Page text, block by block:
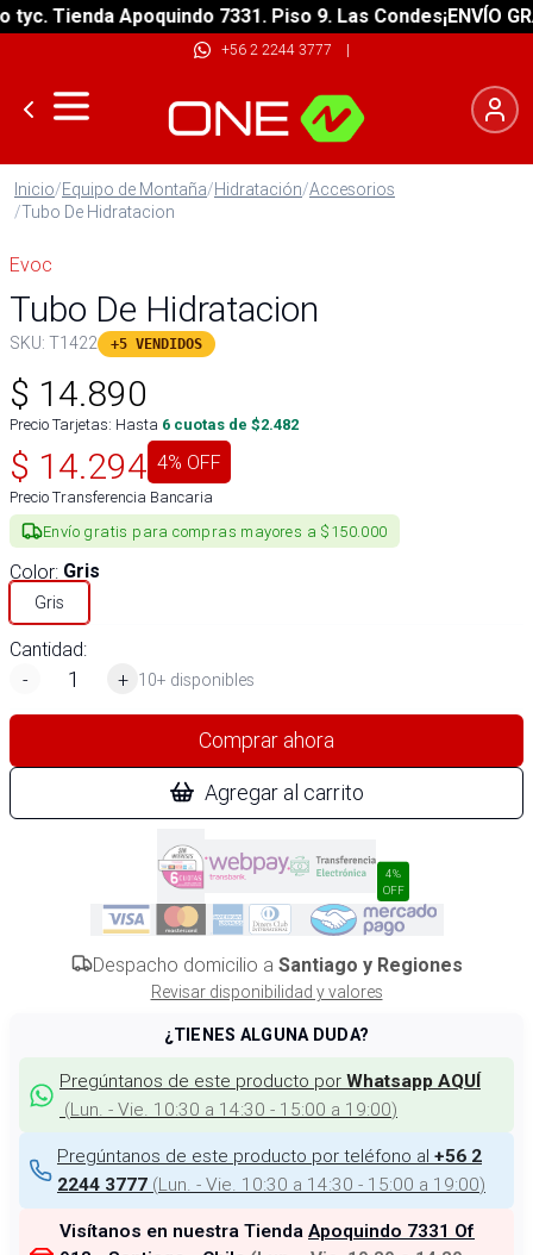
Tienda Apoquindo 7331. Piso 9. Las Condes¡ENVÍO
+56 2 2244 3777 |
Inicio/Equipo de Montaña/Hidratación/Accesorios
/Tubo De Hidratacion
Evoc
Tubo De Hidratacion
SKU: T1422 +5 VENDIDOS
$ 14.890
Precio Tarjetas: Hasta 6 cuotas de $2.482
$ 14.294 4% OFF
Precio Transferencia Bancaria
Envío gratis para compras mayores a $150.000
Color: Gris
Gris
Cantidad:
-
+ 10+ disponibles
Comprar ahora
Agregar al carrito
4%
OFF
Despacho domicilio a Santiago y Regiones
Revisar disponibilidad y valores
¿TIENES ALGUNA DUDA?
Pregúntanos de este producto por Whatsapp AQUÍ
(Lun. - Vie. 10:30 a 14:30 - 15:00 a 19:00)
Pregúntanos de este producto por teléfono al +56 2
2244 3777 (Lun. - Vie. 10:30 a 14:30 - 15:00 a 19:00)
Visítanos en nuestra Tienda Apoquindo 7331 Of